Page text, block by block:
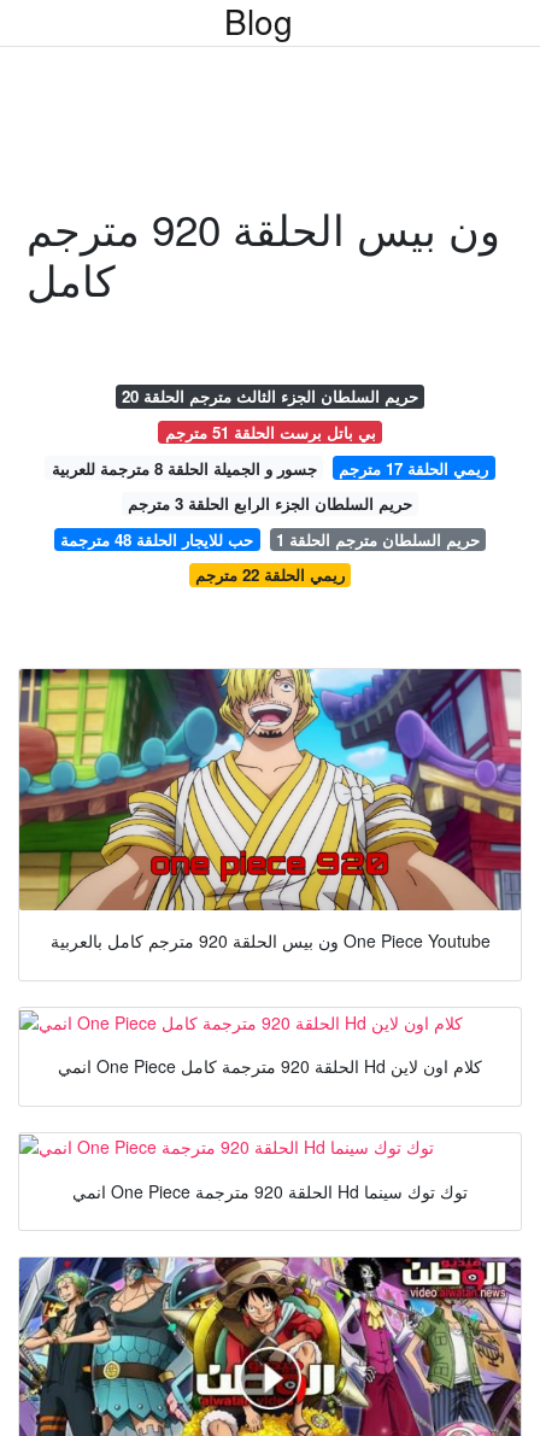
Blog
ون بيس الحلقة 920 مترجم
كامل
حريم السلطان الجزء الثالث مترجم الحلقة 20
بي باتل برست الحلقة 51 مترجم
جسور و الجميلة الحلقة 8 مترجمة للعربية
ريمي الحلقة 17 مترجم
حريم السلطان الجزء الرابع الحلقة 3 مترجم
حب للايجار الحلقة 48 مترجمة
حريم السلطان مترجم الحلقة 1
ريمي الحلقة 22 مترجم
ون بيس الحلقة 920 مترجم كامل بالعربية One Piece Youtube
انمي One Piece الحلقة 920 مترجمة كامل Hd كلام اون لاين
انمي One Piece الحلقة 920 مترجمة Hd توك توك سينما